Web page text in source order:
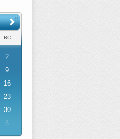
»
ВС
2
9
16
23
30
6